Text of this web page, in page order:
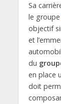
Sa
le groupe
objectif
et
du
en place
doit